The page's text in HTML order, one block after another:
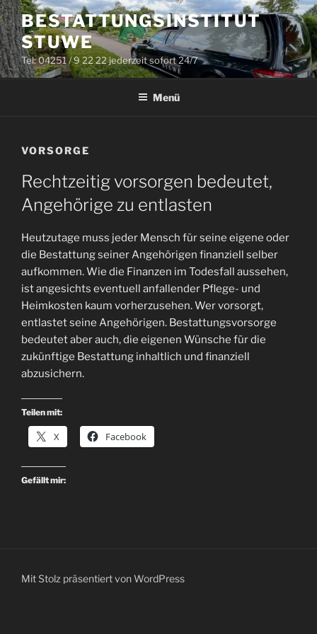
Zum
Inhalt
springen
BESTATTUNGSINSTITUT
STUWE
Tel: 04251 / 9 22 22 jederzeit sofort 24/7
Menü
VORSORGE
Rechtzeitig vorsorgen bedeutet,
Angehörige zu entlasten
Heutzutage muss jeder Mensch für seine eigene oder
die Bestattung seiner Angehörigen finanziell selber
aufkommen. Wie die Finanzen im Todesfall aussehen,
ist angesichts eventuell anfallender Pflege- und
Heimkosten kaum vorherzusehen. Wer vorsorgt,
entlastet seine Angehörigen. Bestattungsvorsorge
bedeutet aber auch, die eigenen Wünsche für die
zukünftige Bestattung inhaltlich und finanziell
abzusichern.
Teilen mit:
X Facebook
Gefällt mir:
Mit Stolz präsentiert von WordPress